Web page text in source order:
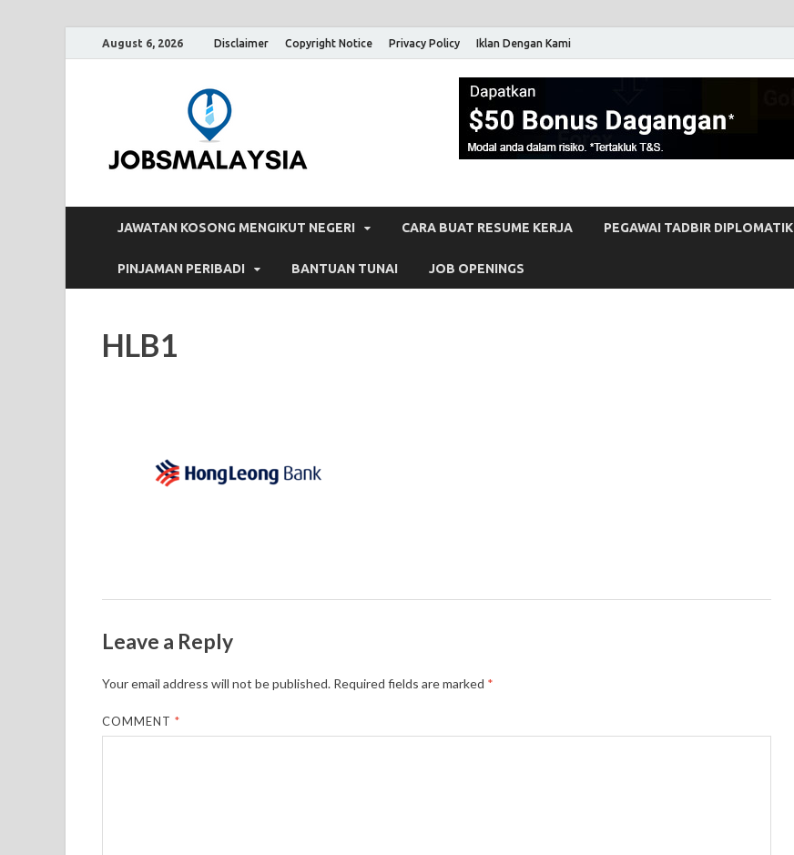
August 6, 2026 Disclaimer Copyright Notice Privacy Policy Iklan Dengan Kami
Jobs Malaysia
Blog Tentang Kerja Kosong Full-Time & Part-Time Terkini Di Malaysia
JAWATAN KOSONG MENGIKUT NEGERI CARA BUAT RESUME KERJA PEGAWAI TADBIR DIPLOMATIK
PINJAMAN PERIBADI BANTUAN TUNAI JOB OPENINGS
HLB1
Leave a Reply
Your email address will not be published. Required fields are marked *
COMMENT*